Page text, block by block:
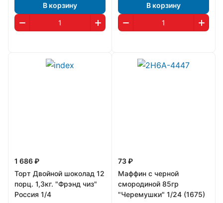
В корзину В корзину
1 686 ₽
Торт Двойной шоколад 12
порц. 1,3кг. "Фрэнд чиз"
Россия 1/4
73 ₽
Маффин с черной
смородиной 85гр
"Черемушки" 1/24 (1675)